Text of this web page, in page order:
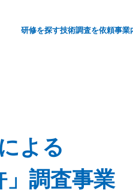
サ
ー
研修を探す技術調査を依頼事業
よる
調査事業